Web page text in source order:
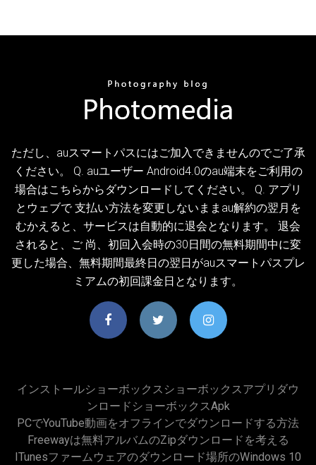
ただし、auスマートパスにはご加入できませんのでご了承
ください。 Q. auユーザー Android4.0のau端末をご利用の
場合はこちらからダウンロードしてください。 Q. アプリ
とウェブで 支払い方法を変更しないままau解約の翌月を
むかえると、サービスは自動的に退会となります。 退会
されると、ご 尚、初回入会時の30日間の無料期間中に変
更した場合、無料期間最終日の翌日がauスマートパスプレ
ミアムの初回課金日となります。
インストールショーボックスショーボックスアプリダウ
ンロードショーボックスapk
PCでYouTube動画をオフラインでダウンロードする方法
Freewayは無料アルバムのzipダウンロードを考える
ITunesファームウェアのダウンロード場所のWindows 10